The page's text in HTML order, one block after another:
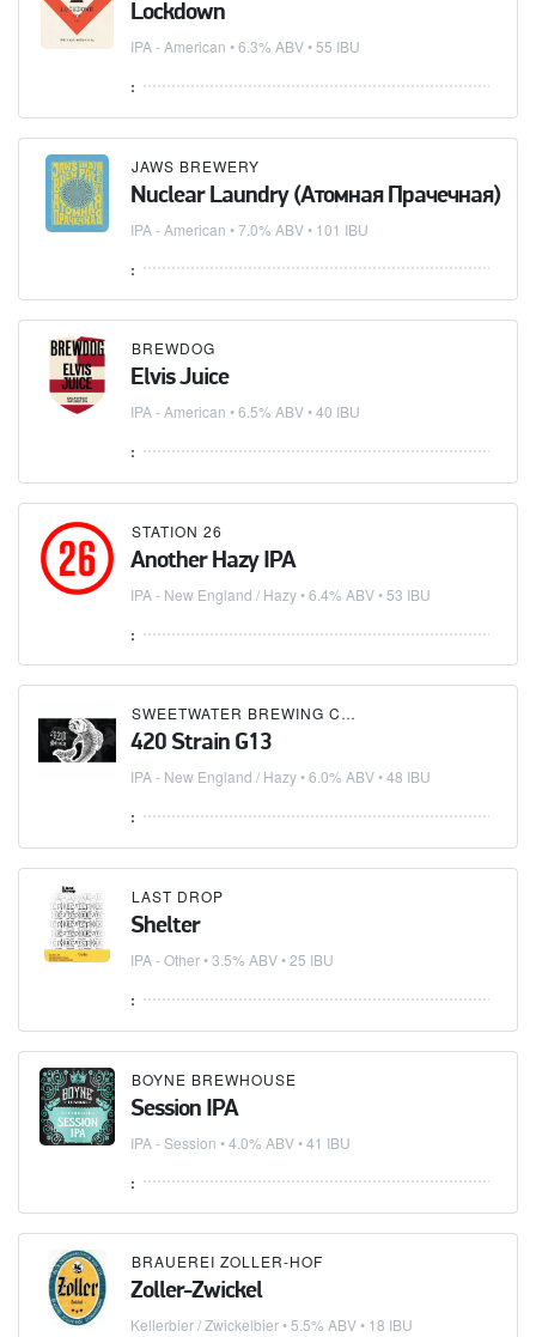
Lockdown
IPA - American • 6.3% ABV • 55 IBU
:
JAWS BREWERY
Nuclear Laundry (Атомная Прачечная)
IPA - American • 7.0% ABV • 101 IBU
:
BREWDOG
Elvis Juice
IPA - American • 6.5% ABV • 40 IBU
:
STATION 26
Another Hazy IPA
IPA - New England / Hazy• 6.4% ABV • 53 IBU
:
SWEETWATER BREWING COMPANY
420 Strain G13
IPA - New England / Hazy• 6.0% ABV • 48 IBU
:
LAST DROP
Shelter
IPA - Other• 3.5% ABV • 25 IBU
:
BOYNE BREWHOUSE
Session IPA
IPA - Session • 4.0% ABV • 41 IBU
:
BRAUEREI ZOLLER-HOF
Zoller-Zwickel
Kellerbier / Zwickelbier• 5.5% ABV • 18 IBU